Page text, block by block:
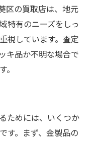
区の買取店は、地元
特有のニーズをしっ
視しています。査定
キ品か不明な場合で
ためには、いくつか
す。まず、金製品の